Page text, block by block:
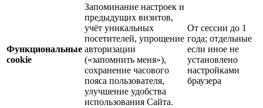
Функциональные
cookie
Запоминание настроек и
предыдущих визитов,
учёт уникальных
посетителей, упрощение
авторизации
(«запомнить меня»),
сохранение часового
пояса пользователя,
улучшение удобства
использования Сайта.
От сессии до 1
года; отдельные
если иное не
установлено
настройками
браузера